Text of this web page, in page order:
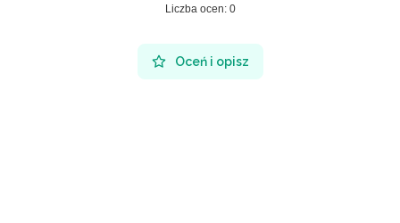
Liczba ocen: 0
Oceń i opisz